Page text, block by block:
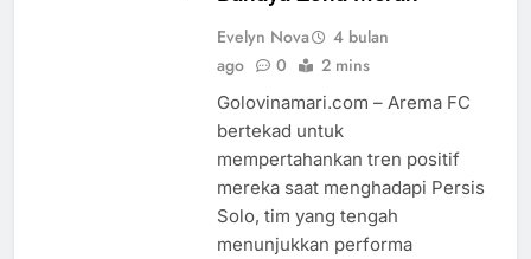
Evelyn Nova
4 bulan
ago
0 2 mins
Golovinamari.com – Arema FC
bertekad untuk
mempertahankan tren positif
mereka saat menghadapi Persis
Solo, tim yang tengah
menunjukkan performa